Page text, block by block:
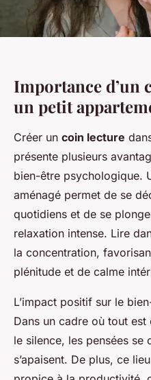
Importance d’un
un petit
Créer un coin lecture
présente plusieurs
bien-être psychologique.
aménagé permet de se
quotidiens et de se
relaxation intense. Lire
la concentration,
plénitude et de calme
L’impact positif sur le
Dans un cadre où tout
le silence, les pensées se
s’apaisent. De plus, ce